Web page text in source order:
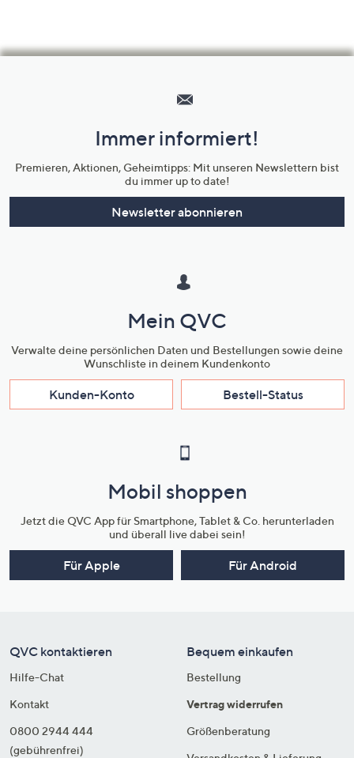
Unternehmensinformationen
Immer informiert!
Premieren, Aktionen, Geheimtipps: Mit unseren Newslettern bist
du immer up to date!
Newsletter abonnieren
Mein QVC
Verwalte deine persönlichen Daten und Bestellungen sowie deine
Wunschliste in deinem Kundenkonto
Kunden-Konto Bestell-Status
Mobil shoppen
Jetzt die QVC App für Smartphone, Tablet & Co. herunterladen
und überall live dabei sein!
Für Apple Für Android
QVC kontaktieren
Hilfe-Chat
Kontakt
0800 2944 444
(gebührenfrei)
Bequem einkaufen
Bestellung
Vertrag widerrufen
Größenberatung